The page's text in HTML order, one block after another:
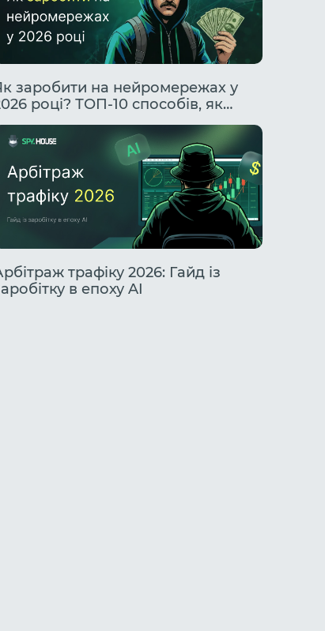
заробити на нейромережах у
році? ТОП-10 способів, як
за допомогою ІІ.
трафіку 2026: Гайд із
в епоху AI